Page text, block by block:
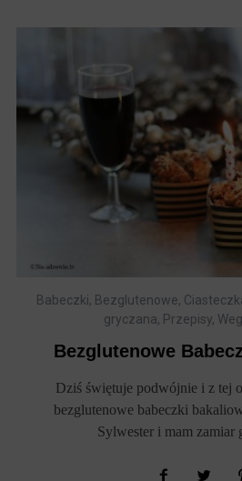
Babeczki, Bezglutenowe,
gryczana, Przepisy,
Bezglutenowe
Dziś świętuje podwójnie i z tej
bezglutenowe babeczki
Sylwester i mam